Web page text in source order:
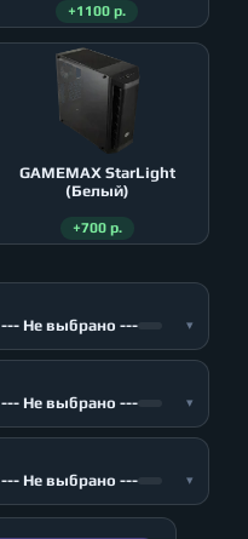
+1100 р.
GAMEMAX StarLight
(Белый)
+700 р.
--- Не выбрано --- ▾
--- Не выбрано --- ▾
--- Не выбрано --- ▾